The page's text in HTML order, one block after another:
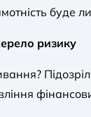
буде
ризику